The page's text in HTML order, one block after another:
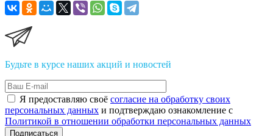
Будьте в курсе наших акций и новостей
Я предоставляю своё согласие на обработку своих
персональных данных и подтверждаю ознакомление с
Политикой в отношении обработки персональных данных
Подписаться